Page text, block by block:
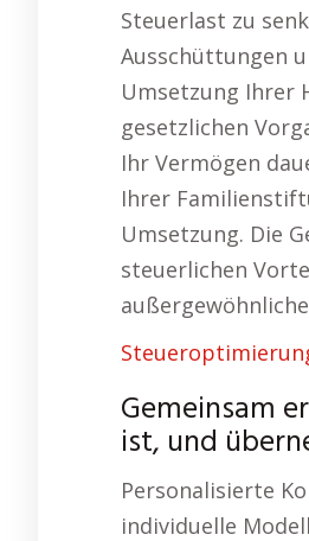
Steuerlast zu
Ausschüttungen
Umsetzung Ihrer
gesetzlichen
Ihr Vermögen
Ihrer
Umsetzung. Die
steuerlichen
Gemeinsam
ist, und
Personalisierte
individuelle